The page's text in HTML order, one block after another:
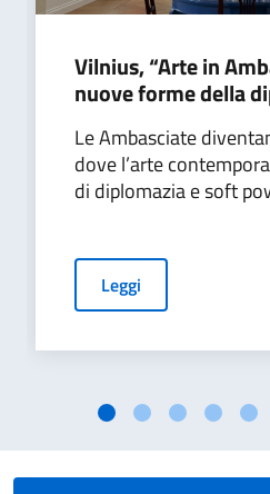
Vilnius, “Arte in
nuove forme della
Le Ambasciate
dove l’arte
di diplomazia e soft
Leggi